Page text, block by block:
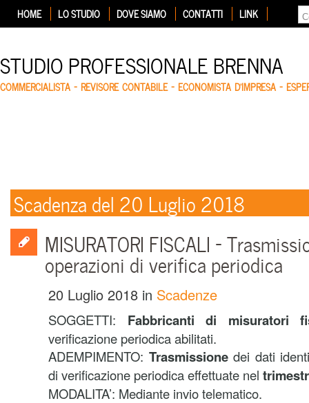
HOME LO STUDIO DOVE SIAMO CONTATTI LINK
STUDIO PROFESSIONALE BRENNA
COMMERCIALISTA – REVISORE CONTABILE – ECONOMISTA D'IMPRESA –
Scadenza del 20 Luglio 2018
MISURATORI FISCALI –
operazioni di verifica periodica
20 Luglio 2018 in Scadenze
SOGGETTI: Fabbricanti di misuratori
verificazione periodica abilitati.
ADEMPIMENTO: Trasmissionedei dati
di verificazione periodica effettuate nel
MODALITA’: Mediante invio telematico.